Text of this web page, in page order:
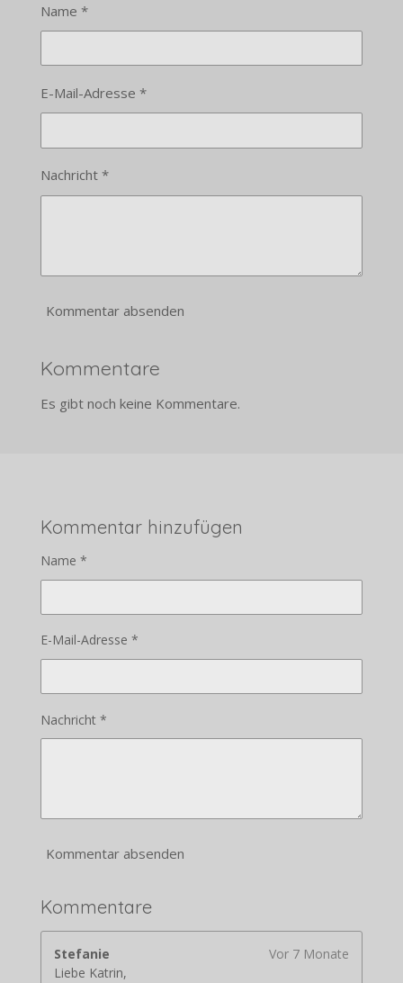
Name *
E-Mail-Adresse *
Nachricht *
Kommentar absenden
Kommentare
Es gibt noch keine Kommentare.
Kommentar hinzufügen
Name *
E-Mail-Adresse *
Nachricht *
Kommentar absenden
Kommentare
Stefanie
Vor 7 Monate
Liebe Katrin,